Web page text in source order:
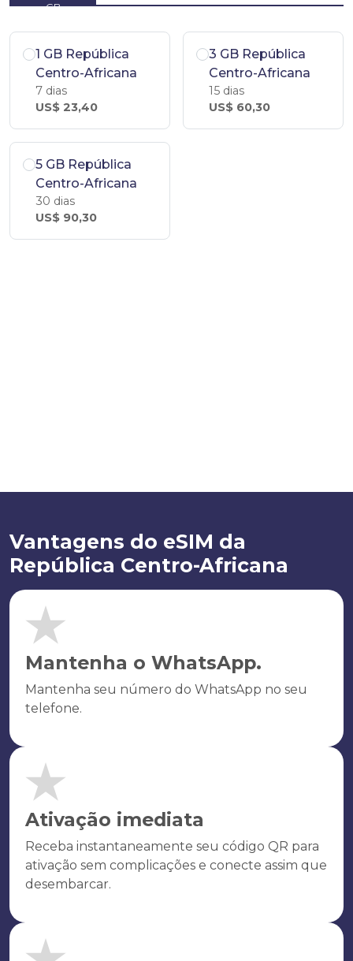
GB
1 GB República
Centro-Africana
7 dias
US$ 23,40
3 GB República
Centro-Africana
15 dias
US$ 60,30
5 GB República
Centro-Africana
30 dias
US$ 90,30
Vantagens do eSIM da
República Centro-Africana
Mantenha o WhatsApp.
Mantenha seu número do WhatsApp no seu
telefone.
Ativação imediata
Receba instantaneamente seu código QR para
ativação sem complicações e conecte assim que
desembarcar.